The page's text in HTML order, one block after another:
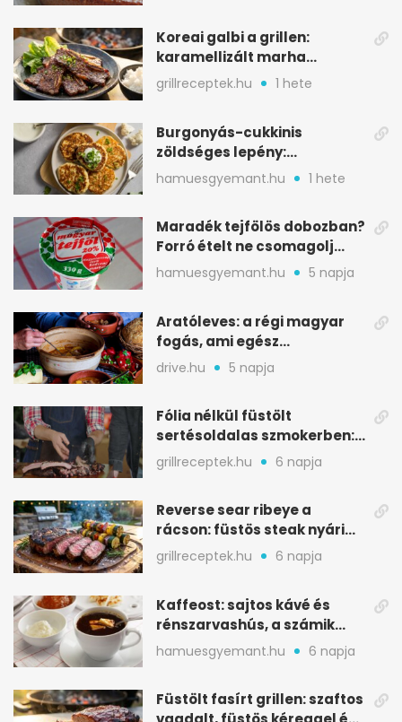
Koreai galbi a grillen:
karamellizált marha
rövidborda gyorsan
grillreceptek.hu 1 hete
Burgonyás-cukkinis
zöldséges lepény:
aranybarna, szaftos, hús
nélkül is
hamuesgyemant.hu 1 hete
Maradék tejfölös dobozban?
Forró ételt ne csomagolj
ilyen tégelybe
hamuesgyemant.hu 5 napja
Aratóleves: a régi magyar
fogás, ami egész
csapatokat jóllakatott
drive.hu 5 napja
Fólia nélkül füstölt
sertésoldalas szmokerben:
ropogós bark, 6 óra
grillreceptek.hu 6 napja
Reverse sear ribeye a
rácson: füstös steak nyári
tökkebabbal
grillreceptek.hu 6 napja
Kaffeost: sajtos kávé és
rénszarvashús, a számik
melegítő itala
hamuesgyemant.hu 6 napja
Füstölt fasírt grillen: szaftos